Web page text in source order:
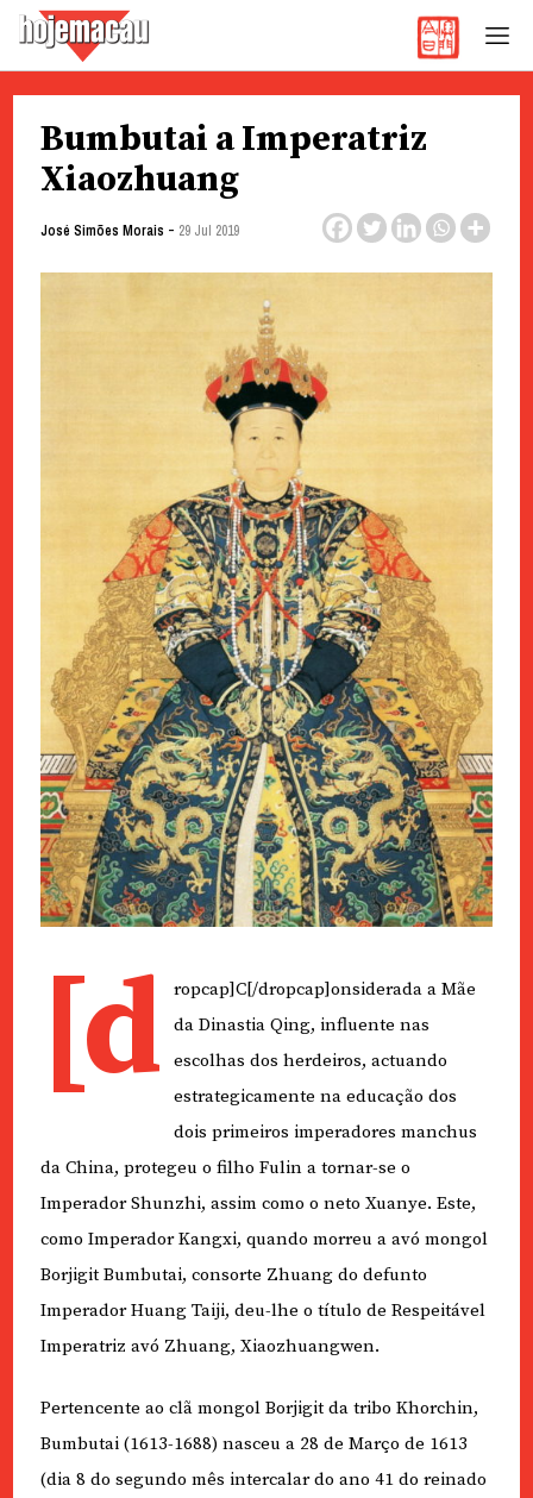
content
Bumbutai a Imperatriz
Xiaozhuang
José Simões Morais - 29 Jul 2019
[d
ropcap]C[/dropcap]onsiderada a Mãe
da Dinastia Qing, influente nas
escolhas dos herdeiros, actuando
estrategicamente na educação dos
dois primeiros imperadores manchus
da China, protegeu o filho Fulin a tornar-se o
Imperador Shunzhi, assim como o neto Xuanye. Este,
como Imperador Kangxi, quando morreu a avó mongol
Borjigit Bumbutai, consorte Zhuang do defunto
Imperador Huang Taiji, deu-lhe o título de Respeitável
Imperatriz avó Zhuang, Xiaozhuangwen.
Pertencente ao clã mongol Borjigit da tribo Khorchin,
Bumbutai (1613-1688) nasceu a 28 de Março de 1613
(dia 8 do segundo mês intercalar do ano 41 do reinado